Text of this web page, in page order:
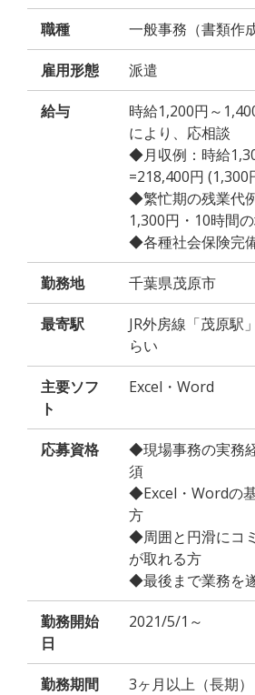
職種 一般事務（書類作
雇用形態 派遣
給与
時給1,200円～
により、応相談
◆月収例：時給
=218,400円 (1,300
◆繁忙期の残業代
1,300円・10時間
◆各種社会保険完
勤務地 千葉県茂原市
最寄駅
JR外房線「茂原駅
らい
主要ソフ
ト
Excel・Word
応募資格
◆現場事務の実務
須
◆Excel・Wordの
方
◆周囲と円滑にコ
が取れる方
◆最後まで業務を
勤務開始
日
2021/5/1～
勤務期間 3ヶ月以上（長期）